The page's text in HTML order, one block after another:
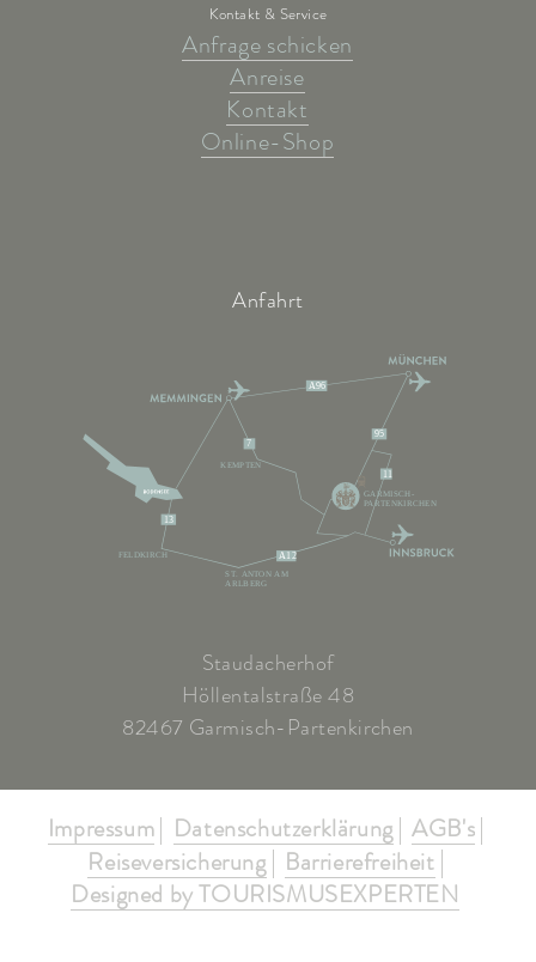
Kontakt & Service
Anfrage schicken
Anreise
Kontakt
Online-Shop
Anfahrt
A96
95
11
7
A12
13
KEMPTEN
ST. ANTON AM
ARLBERG
FELDKIRCH
GARMISCH-
PARTENKIRCHEN
Staudacherhof
Höllentalstraße 48
82467 Garmisch-Partenkirchen
Impressum Datenschutzerklärung
AGB's
Reiseversicherung
Barrierefreiheit
Designed by TOURISMUSEXPERTEN